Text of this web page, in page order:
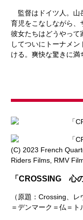
監督はドイツ人。山
育児をこなしながら、
彼女たちはどうやって
してついにトーナメ
ける。爽快な驚きに満
(C) 2023 French
Riders Films, RMV
「CROSSING 心
（原題：Crossing、
＝デンマーク＝仏＝ト